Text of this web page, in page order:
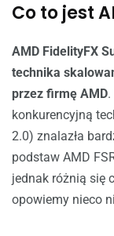
Co to jest
AMD FidelityFX
technika
przez firmę AMD
konkurencyjną
2.0) znalazła
podstaw AMD
jednak różnią się
opowiemy nieco